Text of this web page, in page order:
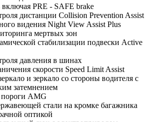
PRE - SAFE brake
дистанции Collision Prevention Assist
видения Night View Assist Plus
мертвых зон
стабилизации подвески Active
давления в шинах
скорости Speed Limit Assist
и зеркало со стороны водителя с
затемнением
AMG
стали на кромке багажника
оптикой